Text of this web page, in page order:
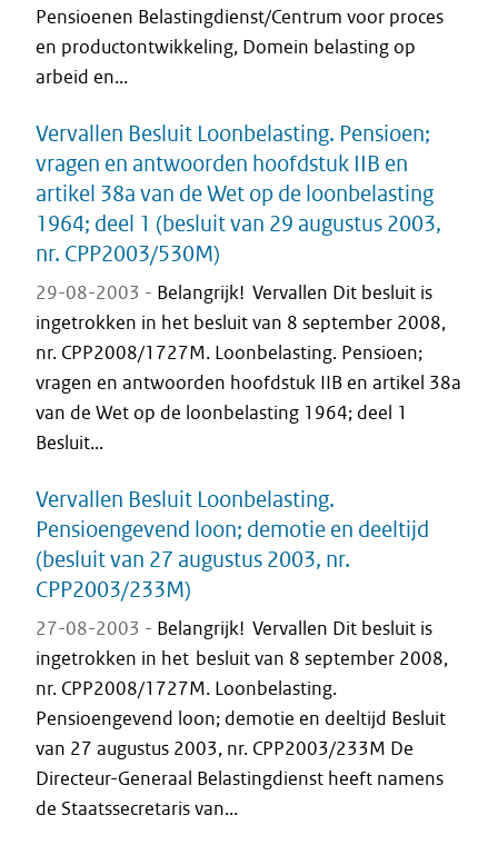
Pensioenen Belastingdienst/Centrum voor proces
en productontwikkeling, Domein belasting op
arbeid en...
Vervallen Besluit Loonbelasting. Pensioen;
vragen en antwoorden hoofdstuk IIB en
artikel 38a van de Wet op de loonbelasting
1964; deel 1 (besluit van 29 augustus 2003,
nr. CPP2003/530M)
29-08-2003 - Belangrijk! Vervallen Dit besluit is
ingetrokken in het besluit van 8 september 2008,
nr. CPP2008/1727M. Loonbelasting. Pensioen;
vragen en antwoorden hoofdstuk IIB en artikel 38a
van de Wet op de loonbelasting 1964; deel 1
Besluit...
Vervallen Besluit Loonbelasting.
Pensioengevend loon; demotie en deeltijd
(besluit van 27 augustus 2003, nr.
CPP2003/233M)
27-08-2003 - Belangrijk! Vervallen Dit besluit is
ingetrokken in het besluit van 8 september 2008,
nr. CPP2008/1727M. Loonbelasting.
Pensioengevend loon; demotie en deeltijd Besluit
van 27 augustus 2003, nr. CPP2003/233M De
Directeur-Generaal Belastingdienst heeft namens
de Staatssecretaris van...